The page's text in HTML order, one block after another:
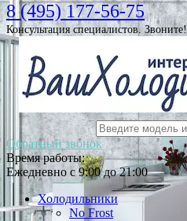
8 (495) 177-56-75
Консультация специалистов. Звоните!
Обратный звонок
Время работы:
Ежедневно с 9:00 до 21:00
Холодильники
No Frost